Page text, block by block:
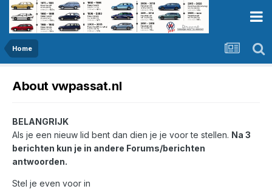
Home
About vwpassat.nl
BELANGRIJK
Als je een nieuw lid bent dan dien je je voor te stellen. Na 3
berichten kun je in andere Forums/berichten
antwoorden.
Stel je even voor in